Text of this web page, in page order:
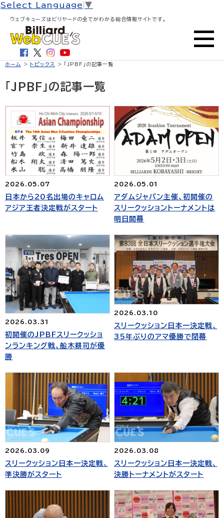
Select Language ▼
ウェブキューズはビリヤードの全てがわかる総合情報サイトです。
ホーム > トピックス > 「JPBF」の記事一覧
「JPBF」の記事一覧
2026.05.07
日本から20名出場のキャロム
アジア王者決定戦がスタート
2026.05.01
アダムジャパン主催、初開催の
スリークッショントーナメントは
明日開幕
2026.03.31
初開催のJPBFスリークッショ
ンランキング戦、船木耕司が優
勝
2026.03.10
スリークッション日本一決定戦、
35年ぶりのアマ優勝で閉幕
2026.03.09
スリークッション日本一決定戦、
準決勝がスタート
2026.03.08
スリークッション日本一決定戦、
決勝トーナメントがスタート